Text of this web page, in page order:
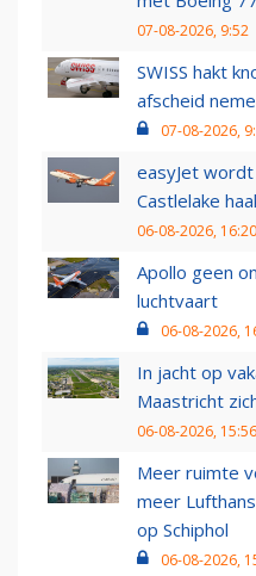
07-08-2026, 9:52
SWISS hakt
afscheid
07-08-2026,
easyJet
Castlelake
06-08-2026, 16:20
Apollo geen
luchtvaart
06-08-2026,
In jacht op
Maastricht
06-08-2026, 15:56
Meer ruimte
meer
op Schiphol
06-08-2026,